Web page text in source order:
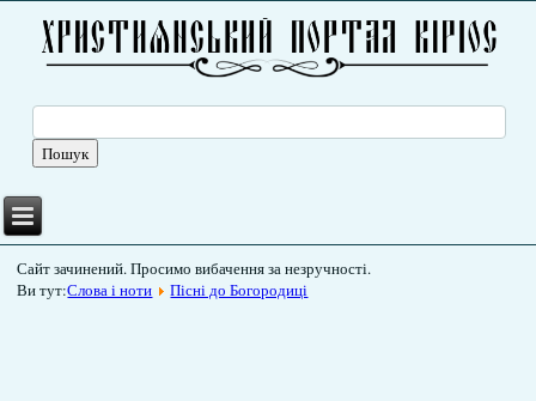
Сайт зачинений. Просимо вибачення за незручності.
Ви тут:Слова і ноти Пісні до Богородиці